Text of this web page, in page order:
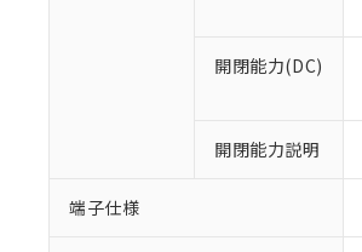
開閉能力(DC)
開閉能力説明
端子仕様